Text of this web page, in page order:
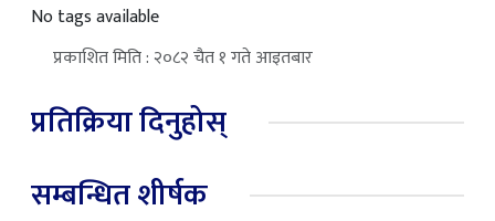
No tags available
प्रकाशित मिति : २०८२ चैत १ गते आइतबार
प्रतिक्रिया दिनुहोस्
सम्बन्धित शीर्षक